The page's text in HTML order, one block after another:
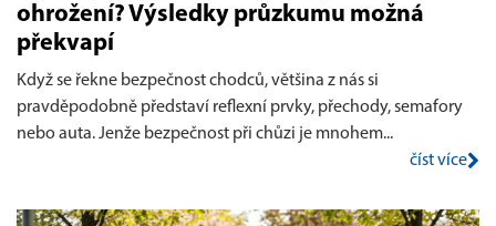
ohrožení? Výsledky průzkumu možná
překvapí
Když se řekne bezpečnost chodců, většina z nás si
pravděpodobně představí reflexní prvky, přechody, semafory
nebo auta. Jenže bezpečnost při chůzi je mnohem...
číst více